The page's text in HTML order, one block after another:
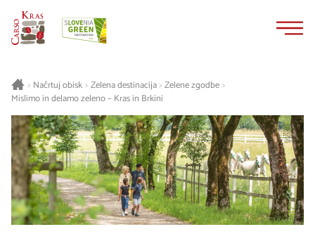
> Načrtuj obisk> Zelena destinacija>Zelene zgodbe>
Mislimo in delamo zeleno – Kras in Brkini